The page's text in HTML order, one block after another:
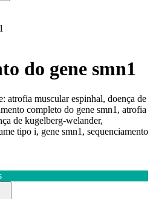
do gene smn1
atrofia muscular espinhal, doença de
completo do gene smn1, atrofia
de kugelberg-welander,
tipo i, gene smn1, sequenciamento